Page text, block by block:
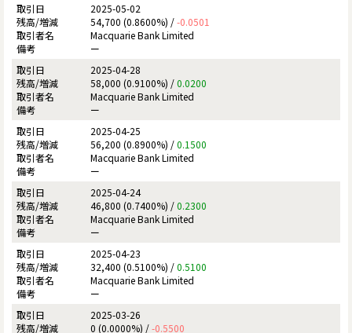
2025-05-02
54,700 (0.8600%) /-0.0501
Macquarie Bank Limited
ー
2025-04-28
58,000 (0.9100%) /0.0200
Macquarie Bank Limited
ー
2025-04-25
56,200 (0.8900%) /0.1500
Macquarie Bank Limited
ー
2025-04-24
46,800 (0.7400%) /0.2300
Macquarie Bank Limited
ー
2025-04-23
32,400 (0.5100%) /0.5100
Macquarie Bank Limited
ー
2025-03-26
0 (0.0000%) /-0.5500